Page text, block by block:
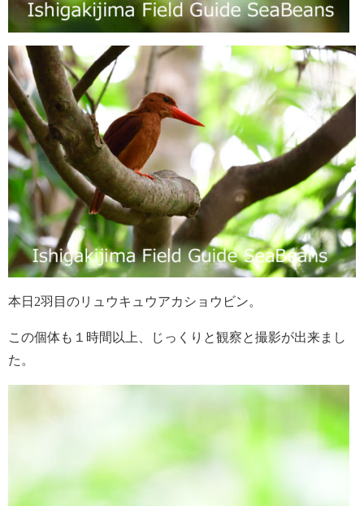
本日2羽目のリュウキュウアカショウビン。
この個体も１時間以上、じっくりと観察と撮影が出来まし
た。